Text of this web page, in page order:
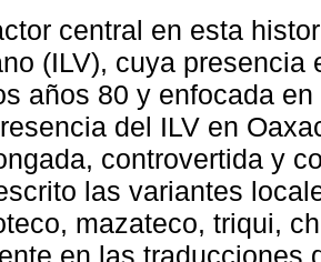
central en esta
(ILV), cuya
años 80 y enfocada
del ILV en
controvertida y
las variantes
mazateco, triqui,
en las traducciones